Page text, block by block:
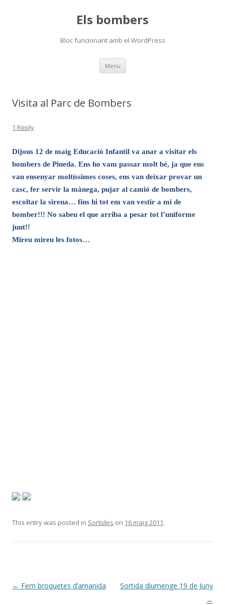
Els bombers
Bloc funcionant amb el WordPress
Menu Skip
content
Visita al Parc de Bombers
1 Reply
Dijous 12 de maig Educació Infantil va anar a visitar els
bombers de Pineda. Ens ho vam passar molt bé, ja que ens
van ensenyar moltíssimes coses, ens van deixar provar un
casc, fer servir la mànega, pujar al camió de bombers,
escoltar la sirena… fins hi tot em van vestir a mi de
bomber!!! No sabeu el que arriba a pesar tot l’uniforme
junt!!
Mireu mireu les fotos…
This entry was posted in Sortides on 16 maig 2011.
Post
← Fem broquetes d’amanida
Sortida diumenge 19 de Juny
→